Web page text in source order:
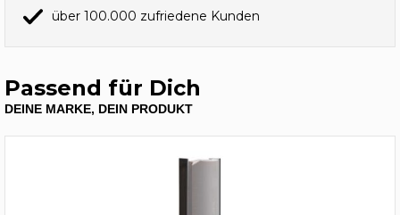
über 100.000 zufriedene Kunden
Passend für Dich
DEINE MARKE, DEIN PRODUKT